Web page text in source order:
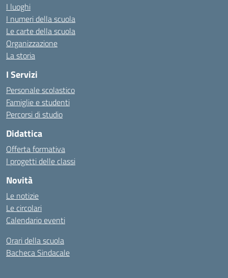
I luoghi
I numeri della scuola
Le carte della scuola
Organizzazione
La storia
I Servizi
Personale scolastico
Famiglie e studenti
Percorsi di studio
Didattica
Offerta formativa
I progetti delle classi
Novità
Le notizie
Le circolari
Calendario eventi
Orari della scuola
Bacheca Sindacale